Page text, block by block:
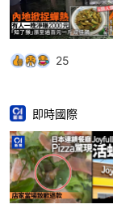
25
即時國際